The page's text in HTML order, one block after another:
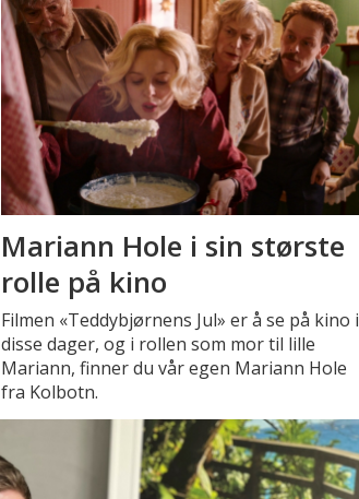
Mariann Hole i sin største
rolle på kino
Filmen «Teddybjørnens Jul» er å se på kino i
disse dager, og i rollen som mor til lille
Mariann, finner du vår egen Mariann Hole
fra Kolbotn.